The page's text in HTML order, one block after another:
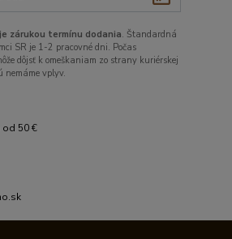
zárukou termínu dodania. Štandardná
SR je 1-2 pracovné dni. Počas
dôjsť k omeškaniam zo strany kuriérskej
nemáme vplyv.
od 50 €